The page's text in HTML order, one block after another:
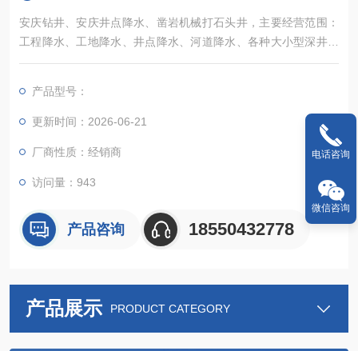
安庆钻井、安庆井点降水、凿岩机械打石头井，主要经营范围：
工程降水、工地降水、井点降水、河道降水、各种大小型深井降
水、快速钻井、各种工厂、公司、集团、深井用水、岩石井、水
桩、维护桩、路基打桩、桥梁打桩、各种大小工地桩基等，以及
地源热泵井、岩石井
产品型号：
更新时间：2026-06-21
厂商性质：经销商
访问量：943
产品咨询 18550432778
产品展示 PRODUCT CATEGORY
电话咨询
微信咨询